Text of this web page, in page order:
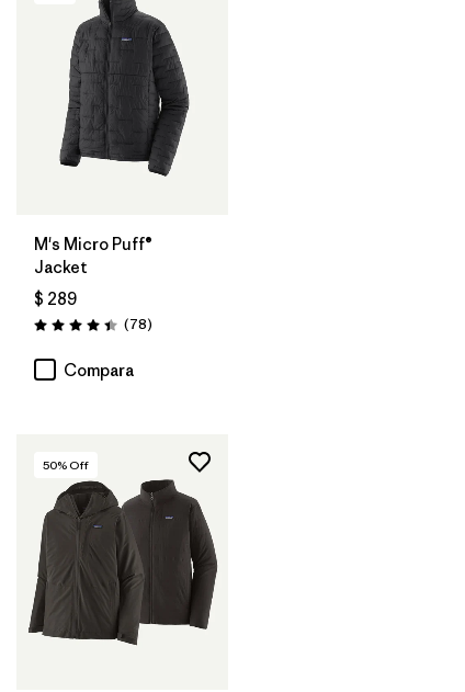
M's Micro Puff®
Jacket
$ 289
Valoración: 4.4 / 5
(78Comentarios
)
Compara
50% Off